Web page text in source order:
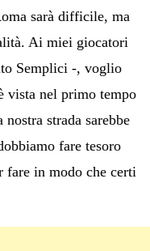
sarà difficile, ma
Ai miei giocatori
Semplici -, voglio
vista nel primo tempo
strada sarebbe
fare tesoro
fare in modo che certi